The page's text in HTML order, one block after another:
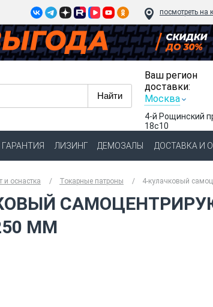
посмотреть на
Ваш регион
доставки:
Москва
4-й Рощинский
18с10
ГАРАНТИЯ ЛИЗИНГ ДЕМОЗАЛЫ ДОСТАВКА И
и оснастка Токарные патроны 4-кулачковый
ММ